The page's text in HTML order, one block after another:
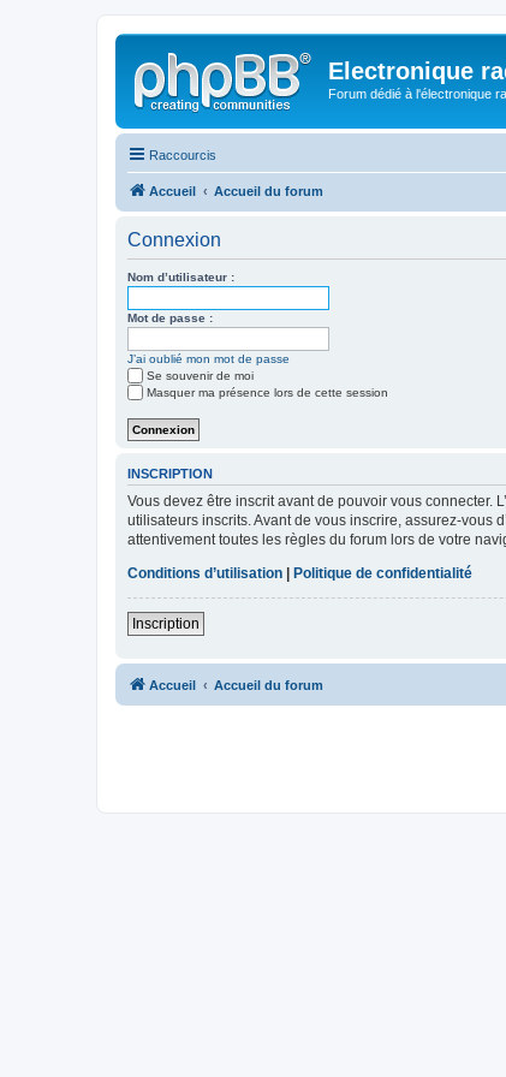
Electronique
Forum dédié à l'électronique
Raccourcis
Accueil Accueil du forum
Connexion
Nom d’utilisateur :
Mot de passe :
J’ai oublié mon mot de passe
Se souvenir de moi
Masquer ma présence lors de cette session
INSCRIPTION
Vous devez être inscrit avant de pouvoir vous connecter.
utilisateurs inscrits. Avant de vous inscrire, assurez-vous
attentivement toutes les règles du forum lors de votre
Conditions d’utilisation
Politique de confidentialité
Inscription
Accueil Accueil du forum